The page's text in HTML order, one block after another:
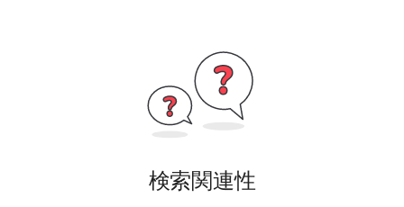
検索関連性